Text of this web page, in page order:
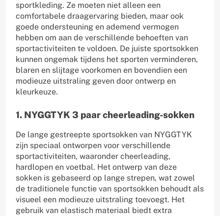
sportkleding. Ze moeten niet alleen een
comfortabele draagervaring bieden, maar ook
goede ondersteuning en ademend vermogen
hebben om aan de verschillende behoeften van
sportactiviteiten te voldoen. De juiste sportsokken
kunnen ongemak tijdens het sporten verminderen,
blaren en slijtage voorkomen en bovendien een
modieuze uitstraling geven door ontwerp en
kleurkeuze.
1. NYGGTYK 3 paar cheerleading-sokken
De lange gestreepte sportsokken van NYGGTYK
zijn speciaal ontworpen voor verschillende
sportactiviteiten, waaronder cheerleading,
hardlopen en voetbal. Het ontwerp van deze
sokken is gebaseerd op lange strepen, wat zowel
de traditionele functie van sportsokken behoudt als
visueel een modieuze uitstraling toevoegt. Het
gebruik van elastisch materiaal biedt extra